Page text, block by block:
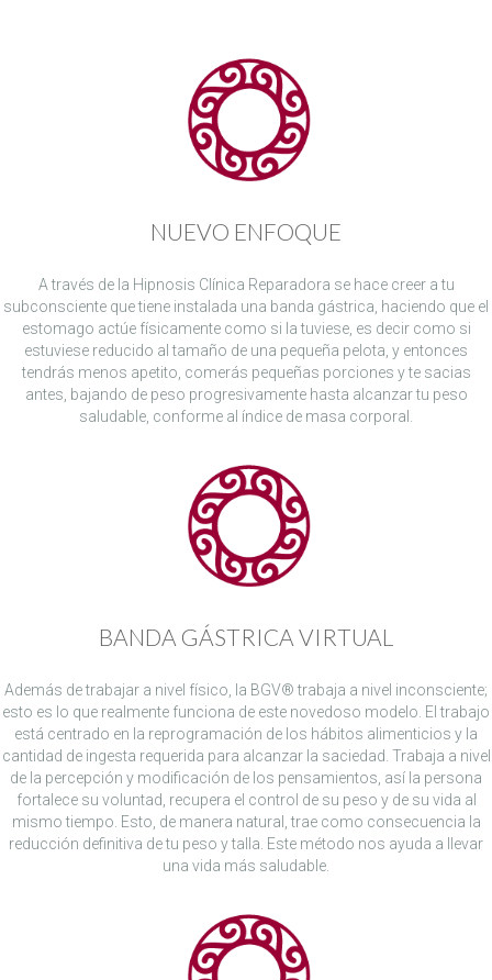
NUEVO ENFOQUE
A través de la Hipnosis Clínica Reparadora se hace creer a tu
subconsciente que tiene instalada una banda gástrica, haciendo que el
estomago actúe físicamente como si la tuviese, es decir como si
estuviese reducido al tamaño de una pequeña pelota, y entonces
tendrás menos apetito, comerás pequeñas porciones y te sacias
antes, bajando de peso progresivamente hasta alcanzar tu peso
saludable, conforme al índice de masa corporal.
BANDA GÁSTRICA VIRTUAL
Además de trabajar a nivel físico, la BGV® trabaja a nivel inconsciente;
esto es lo que realmente funciona de este novedoso modelo. El trabajo
está centrado en la reprogramación de los hábitos alimenticios y la
cantidad de ingesta requerida para alcanzar la saciedad. Trabaja a nivel
de la percepción y modificación de los pensamientos, así la persona
fortalece su voluntad, recupera el control de su peso y de su vida al
mismo tiempo. Esto, de manera natural, trae como consecuencia la
reducción definitiva de tu peso y talla. Este método nos ayuda a llevar
una vida más saludable.